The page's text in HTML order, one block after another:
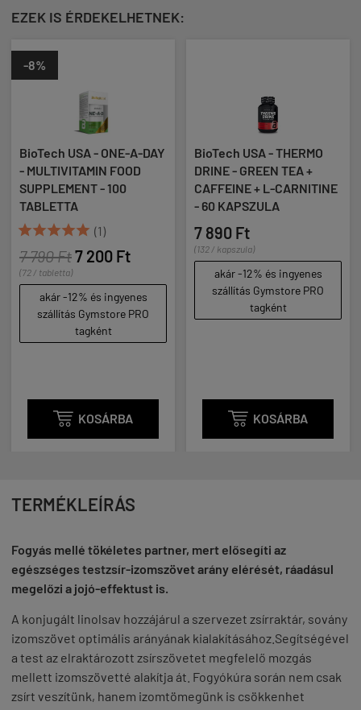
EZEK IS ÉRDEKELHETNEK:
-8%
BioTech USA - ONE-A-DAY
- MULTIVITAMIN FOOD
SUPPLEMENT - 100
TABLETTA
 (1)
7 790 Ft7 200 Ft
(72 / tabletta)
akár -12% és ingyenes
szállítás Gymstore PRO
tagként
 KOSÁRBA
BioTech USA - THERMO
DRINE - GREEN TEA +
CAFFEINE + L-CARNITINE
- 60 KAPSZULA
7 890 Ft
(132 / kapszula)
akár -12% és ingyenes
szállítás Gymstore PRO
tagként
 KOSÁRBA
TERMÉKLEÍRÁS
Fogyás mellé tökéletes partner, mert elősegíti az
egészséges testzsír-izomszövet arány elérését, ráadásul
megelőzi a jojó-effektust is.
A konjugált linolsav hozzájárul a szervezet zsírraktár, sovány
izomszövet optimális arányának kialakításához.Segítségével
a test az elraktározott zsírszövetet megfelelő mozgás
mellett izomszövetté alakítja át. Fogyókúra során nem csak
zsírt veszítünk, hanem izomtömegünk is csökkenhet